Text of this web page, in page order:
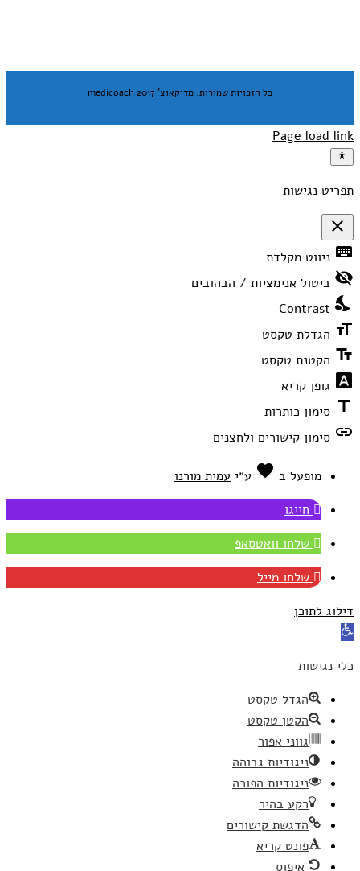
כל הזכויות שמורות. מדיקאוצ' medicoach 2017
Page load link
תפריט נגישות
close
פתיחה
וסגירה
תפריט
keyboard ניווט מקלדת
visibility_off ביטול אנימציות / הבהובים
nights_stay
Contrast
format_size הגדלת טקסט
text_fields הקטנת טקסט
font_download גופן קריא
title סימון כותרות
link סימון קישורים ולחצנים
מופעל ב favorite אהבה
ע״י עמית מורנו
חייגו
שלחו וואטסאפ
שלחו מייל
דילוג לתוכן
פתח
נגישות
כלי נגישות
הגדל טקסט
הקטן טקסט
גווני אפור
ניגודיות גבוהה
ניגודיות הפוכה
רקע בהיר
הדגשת קישורים
פונט קריא
איפוס